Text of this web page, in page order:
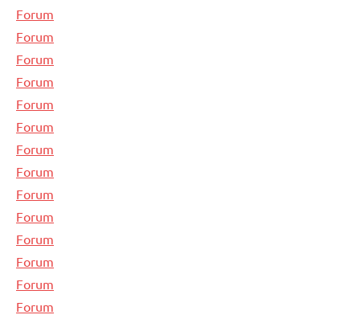
Forum
Forum
Forum
Forum
Forum
Forum
Forum
Forum
Forum
Forum
Forum
Forum
Forum
Forum